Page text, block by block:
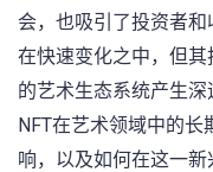
会，也吸引了投资者
在快速变化之中，但
的艺术生态系统产生
NFT在艺术领域中的
响，以及如何在这一新